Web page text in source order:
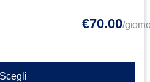
€70.00/
Scegli